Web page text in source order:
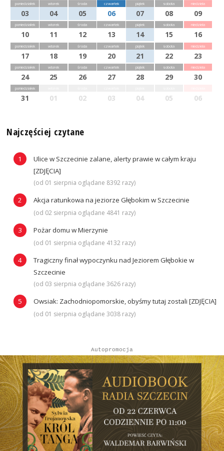
poniedziałek
03
wtorek
04
środa
05
czwartek
06
piątek
07
sobota
08
niedziela
09
poniedziałek
10
wtorek
11
środa
12
czwartek
13
piątek
14
sobota
15
niedziela
16
poniedziałek
17
wtorek
18
środa
19
czwartek
20
piątek
21
sobota
22
niedziela
23
poniedziałek
24
wtorek
25
środa
26
czwartek
27
piątek
28
sobota
29
niedziela
30
poniedziałek
31 01 02 03 04 05 06
Najczęściej czytane
Ulice w Szczecinie zalane, alerty prawie w całym kraju
[ZDJĘCIA]
(od 01 sierpnia oglądane 8392 razy)
Akcja ratunkowa na jeziorze Głębokim w Szczecinie
(od 02 sierpnia oglądane 4841 razy)
Pożar domu w Mierzynie
(od 01 sierpnia oglądane 4132 razy)
Tragiczny finał wypoczynku nad Jeziorem Głębokie w
Szczecinie
(od 03 sierpnia oglądane 3626 razy)
Owsiak: Zachodniopomorskie, obyśmy tutaj zostali [ZDJĘCIA]
(od 01 sierpnia oglądane 3038 razy)
Autopromocja